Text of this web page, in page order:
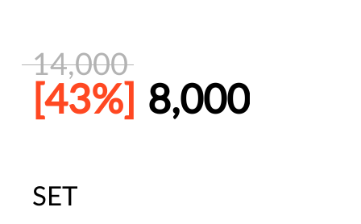
14,000
[43%] 8,000
주말특가 20%(8.7~8.9)/5만원 이
SET